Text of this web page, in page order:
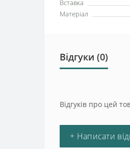
Вставка
Матеріал
Відгуки (0)
Відгуків про цей
+ Написати